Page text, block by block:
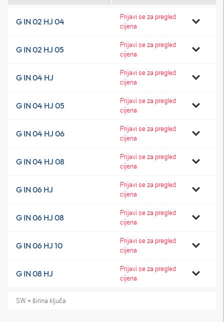
G IN 02 HJ 04
Prijavi se za pregled
cijena
G IN 02 HJ 05
Prijavi se za pregled
cijena
G IN 04 HJ
Prijavi se za pregled
cijena
G IN 04 HJ 05
Prijavi se za pregled
cijena
G IN 04 HJ 06
Prijavi se za pregled
cijena
G IN 04 HJ 08
Prijavi se za pregled
cijena
G IN 06 HJ
Prijavi se za pregled
cijena
G IN 06 HJ 08
Prijavi se za pregled
cijena
G IN 06 HJ 10
Prijavi se za pregled
cijena
G IN 08 HJ
Prijavi se za pregled
cijena
SW = širina ključa